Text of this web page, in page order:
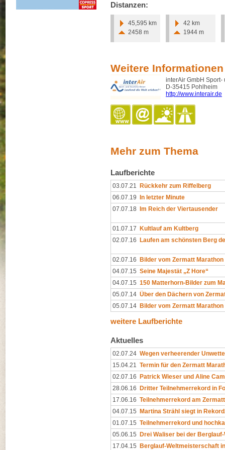
Distanzen:
45,595 km
2458 m
42 km
1944 m
Weitere Informationen
interAir GmbH
D-35415 Pohlheim
http://www.interair.de
Mehr zum Thema
Laufberichte
03.07.21
Rückkehr zum Riffelberg
06.07.19 In letzter Minute
07.07.18 Im Reich der Viertausender
01.07.17 Kultlauf am Kultberg
02.07.16 Laufen am schönsten Berg
02.07.16 Bilder vom Zermatt Marathon
04.07.15 Seine Majestät „Z Hore“
04.07.15 150 Matterhorn-Bilder zum
05.07.14 Über den Dächern von
05.07.14 Bilder vom Zermatt Marathon
weitere Laufberichte
Aktuelles
02.07.24 Wegen verheerender
15.04.21
Termin für den Zermatt
02.07.16 Patrick Wieser und Aline
28.06.16 Dritter Teilnehmerrekord in
17.06.16 Teilnehmerrekord am
04.07.15 Martina Strähl siegt in
01.07.15 Teilnehmerrekord und
05.06.15 Drei Waliser bei der Berglauf-
17.04.15 Berglauf-Weltmeisterschaft